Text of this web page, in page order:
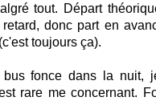
tout. Départ
donc part en
toujours ça).
fonce dans la nuit,
rare me concernant.